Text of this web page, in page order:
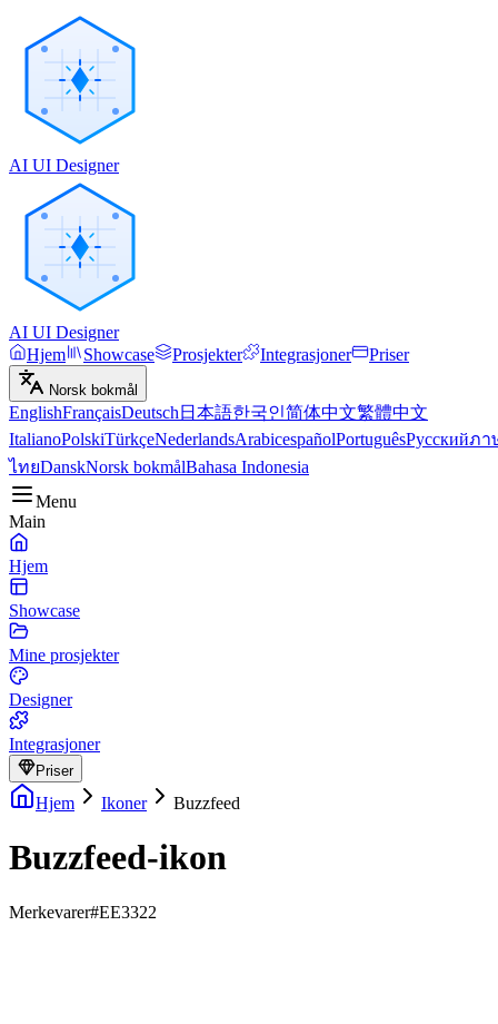
AI UI Designer
AI UI Designer
Hjem
Showcase Prosjekter Integrasjoner Priser
Norsk bokmål
EnglishFrançaisDeutsch 日本語한국인简体中文繁體中文
ItalianoPolskiTürkçeNederlandsArabicespañolPortuguêsРусскийภา
ไทยDanskNorsk bokmålBahasa Indonesia
Menu
Main
Hjem
Showcase
Mine prosjekter
Designer
Integrasjoner
Priser
Hjem Ikoner Buzzfeed
Buzzfeed-ikon
Merkevarer#EE3322